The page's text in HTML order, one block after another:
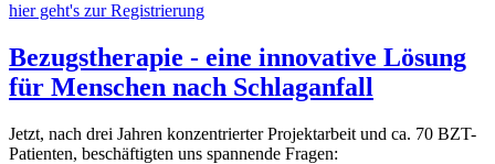
hier geht's zur Registrierung
Bezugstherapie - eine innovative Lösung
für Menschen nach Schlaganfall
Jetzt, nach drei Jahren konzentrierter Projektarbeit und ca. 70 BZT-
Patienten, beschäftigten uns spannende Fragen: